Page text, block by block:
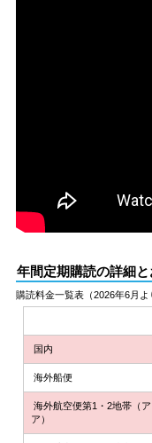
年間定期購読の詳細
購読料金一覧表（2026年6月
国内
海外船便
海外航空便第1・2地帯（ア
ア）